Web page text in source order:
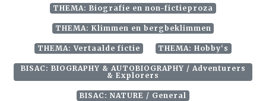
THEMA: Biografie en non-fictieproza
THEMA: Klimmen en bergbeklimmen
THEMA: Vertaalde fictie THEMA: Hobby‘s
BISAC: BIOGRAPHY & AUTOBIOGRAPHY / Adventurers
& Explorers
BISAC: NATURE / General